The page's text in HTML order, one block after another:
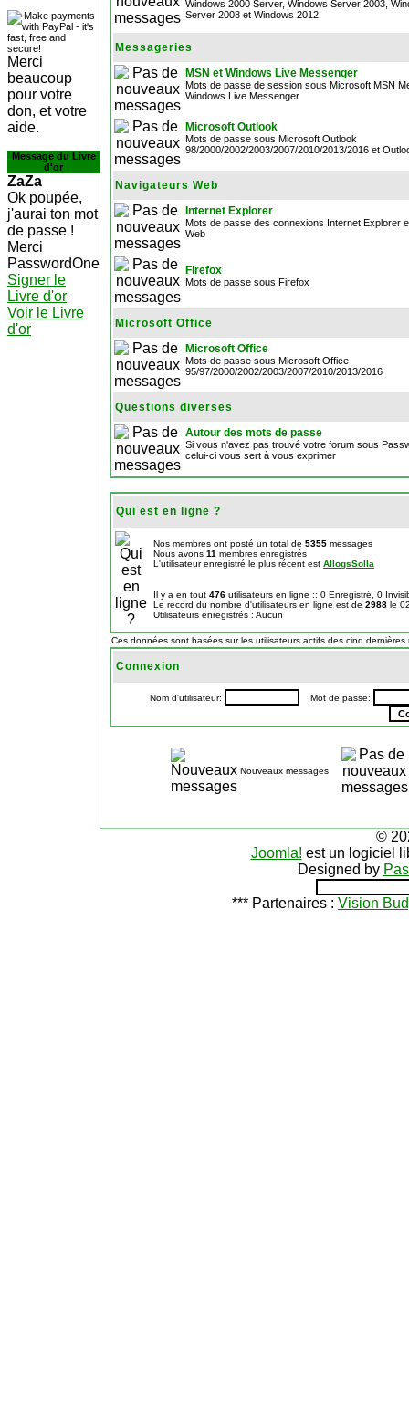
Merci
beaucoup
pour votre
don, et votre
aide.
Message du Livre
d'or
ZaZa
Ok poupée,
j'aurai ton mot
de passe !
Merci
PasswordOne
Signer le
Livre d'or
Voir le Livre
d'or
Windows 2000 Server, Windows Server 2003,
Server 2008 et Windows 2012
Messageries
MSN et Windows Live Messenger
Mots de passe de session sous Microsoft MSN
Windows Live Messenger
Microsoft Outlook
Mots de passe sous Microsoft Outlook
98/2000/2002/2003/2007/2010/2013/2016 et
Navigateurs Web
Internet Explorer
Mots de passe des connexions Internet Explorer
Web
Firefox
Mots de passe sous Firefox
Microsoft Office
Microsoft Office
Mots de passe sous Microsoft Office
95/97/2000/2002/2003/2007/2010/2013/2016
Questions diverses
Autour des mots de passe
Si vous n'avez pas trouvé votre forum sous
celui-ci vous sert à vous exprimer
Qui est en ligne ?
Nos membres ont posté un total de 5355 messages
Nous avons 11 membres enregistrés
L'utilisateur enregistré le plus récent est AllogsSolla
Il y a en tout 476 utilisateurs en ligne :: 0 Enregistré, 0
Le record du nombre d'utilisateurs en ligne est de 2988 le
Utilisateurs enregistrés : Aucun
Ces données sont basées sur les utilisateurs actifs des cinq dernières
Connexion
Nom d'utilisateur: Mot de passe:
Nouveaux messages
©
Joomla! est un logiciel
Designed by
*** Partenaires : Vision